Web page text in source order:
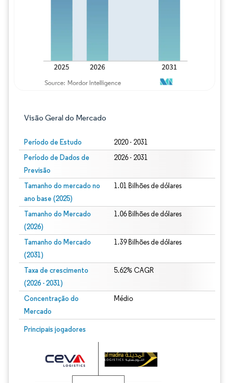
Visão Geral do Mercado
Período de Estudo 2020 - 2031
Período de Dados de
Previsão
2026 - 2031
Tamanho do mercado no
ano base (2025)
1.01 Bilhões de dólares
Tamanho do Mercado
(2026)
1.06 Bilhões de dólares
Tamanho do Mercado
(2031)
1.39 Bilhões de dólares
Taxa de crescimento
(2026 - 2031)
5.62% CAGR
Concentração do
Mercado
Médio
Principais jogadores
Imagem © Mordor Intelligence. O reuso requer atribuição conforme CC BY 4.0.